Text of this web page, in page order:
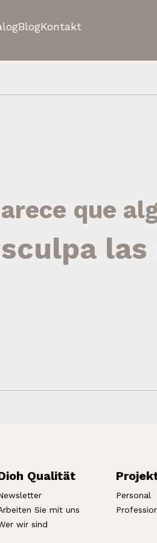
BlogKontakt
que
Qualität
Sie mit uns
wir sind
Personal